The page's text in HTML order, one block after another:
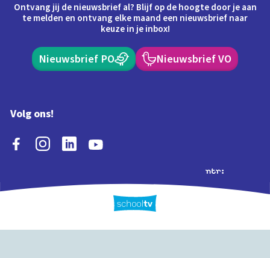
Ontvang jij de nieuwsbrief al? Blijf op de hoogte door je aan
te melden en ontvang elke maand een nieuwsbrief naar
keuze in je inbox!
Nieuwsbrief PO Nieuwsbrief VO
Volg ons!